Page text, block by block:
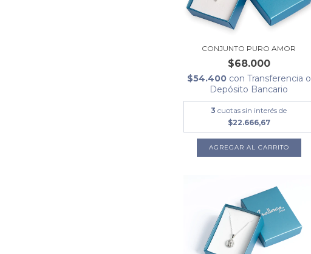
CONJUNTO PURO AMOR
$68.000
$54.400 con Transferencia o
Depósito Bancario
3 cuotas sin interés de
$22.666,67